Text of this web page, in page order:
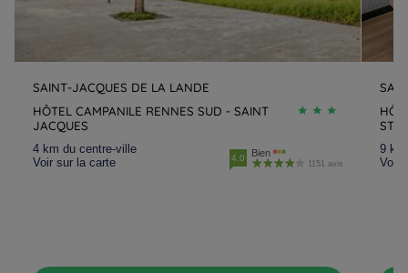
SAINT-JACQUES DE LA LANDE
HÔTEL CAMPANILE RENNES SUD - SAINT
JACQUES
4 km du centre-ville
Voir sur la carte
4.0 Bien
1151 avis
ST-
9
Voir